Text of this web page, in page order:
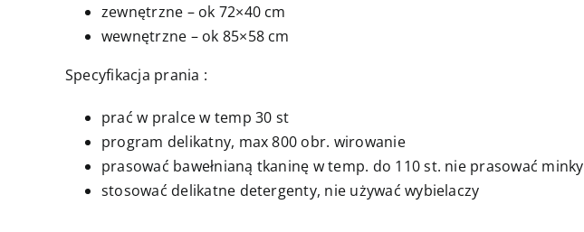
zewnętrzne – ok 72×40 cm
wewnętrzne – ok 85×58 cm
Specyfikacja prania :
prać w pralce w temp 30 st
program delikatny, max 800 obr. wirowanie
prasować bawełnianą tkaninę w temp. do 110 st. nie prasować minky
stosować delikatne detergenty, nie używać wybielaczy